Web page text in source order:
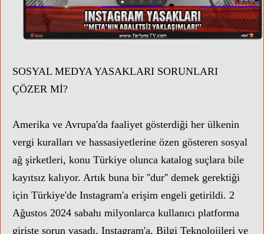
SOSYAL MEDYA YASAKLARI SORUNLARI
ÇÖZER Mİ?
Amerika ve Avrupa'da faaliyet gösterdiği her ülkenin
vergi kuralları ve hassasiyetlerine özen gösteren sosyal
ağ şirketleri, konu Türkiye olunca katalog suçlara bile
kayıtsız kalıyor. Artık buna bir ''dur'' demek gerektiği
için Türkiye'de Instagram'a erişim engeli getirildi. 2
Ağustos 2024 sabahı milyonlarca kullanıcı platforma
girişte sorun yaşadı. Instagram'a, Bilgi Teknolojileri ve